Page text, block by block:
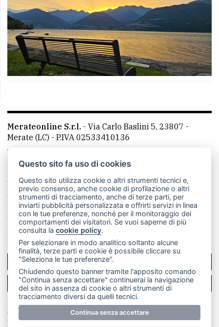
Merateonline S.r.l. - Via Carlo Baslini 5, 23807 -
Merate (LC) - P.IVA 02533410136
Telefono:
mail: redazione@leccoonline.com
La redazione
MerateOnline CasateOnline
RSS
Made by VIP
Privacy policy
Cookie policy
Rivedi le tue scelte sui cookie
SCRIVICI
PER LA TUA PUBBLICITÀ
© Copyright Merateonline S.r.l. - Tutti i diritti riservati.
E' proibita la riproduzione e pubblicazione anche
Questo sito fa uso di cookies
Questo sito utilizza cookie o altri strumenti tecnici e,
previo consenso, anche cookie di profilazione o altri
strumenti di tracciamento, anche di terze parti, per
inviarti pubblicità personalizzata e offrirti servizi in linea
con le tue preferenze, nonché per il monitoraggio dei
comportamenti dei visitatori. Se vuoi saperne di più
consulta lacookie policy.
Per selezionare in modo analitico soltanto alcune
finalità, terze parti e cookie è possibile cliccare su
"Seleziona le tue preferenze".
Chiudendo questo banner tramite l'apposito comando
"Continua senza accettare" continuerai la navigazione
del sito in assenza di cookie o altri strumenti di
tracciamento diversi da quelli tecnici.
Continua senza accettare